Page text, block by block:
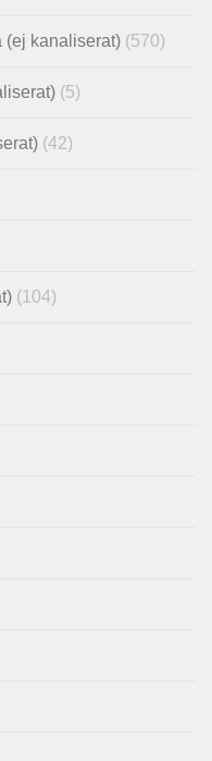
(ej kanaliserat) (570)
(5)
(42)
(104)